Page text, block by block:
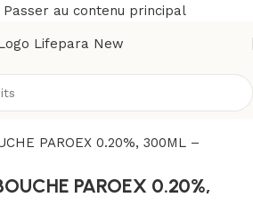
Passer au contenu principal
Bain de bouche et solution gingivale
PAROEX 0.20%,